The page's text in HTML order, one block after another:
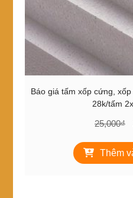
Báo giá tấm xốp cứng,
28k/tấm
25,000₫
Thêm